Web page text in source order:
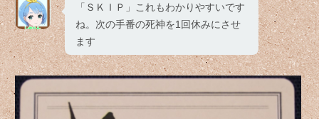
「ＳＫＩＰ」これもわかりやすいです
ね。次の手番の死神を1回休みにさせ
ます